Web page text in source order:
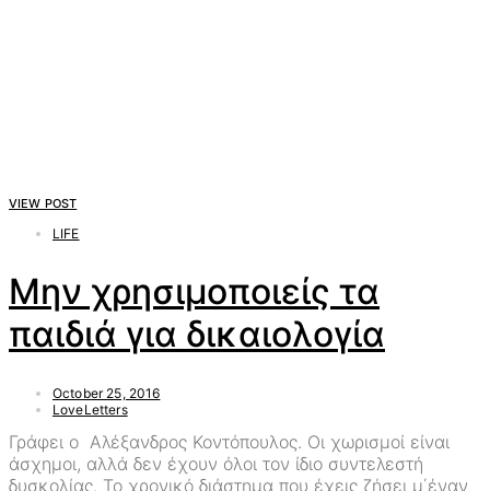
VIEW POST
LIFE
Μην χρησιμοποιείς τα
παιδιά για δικαιολογία
October 25, 2016
LoveLetters
Γράφει ο Αλέξανδρος Κοντόπουλος. Οι χωρισμοί είναι
άσχημοι, αλλά δεν έχουν όλοι τον ίδιο συντελεστή
δυσκολίας. Το χρονικό διάστημα που έχεις ζήσει μ΄έναν